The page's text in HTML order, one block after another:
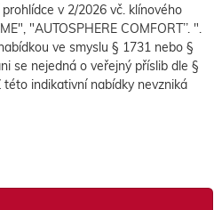
v 2/2026 vč. klínového
"AUTOSPHERE COMFORT’’. ".
ve smyslu § 1731 nebo §
se nejedná o veřejný příslib dle §
indikativní nabídky nevzniká